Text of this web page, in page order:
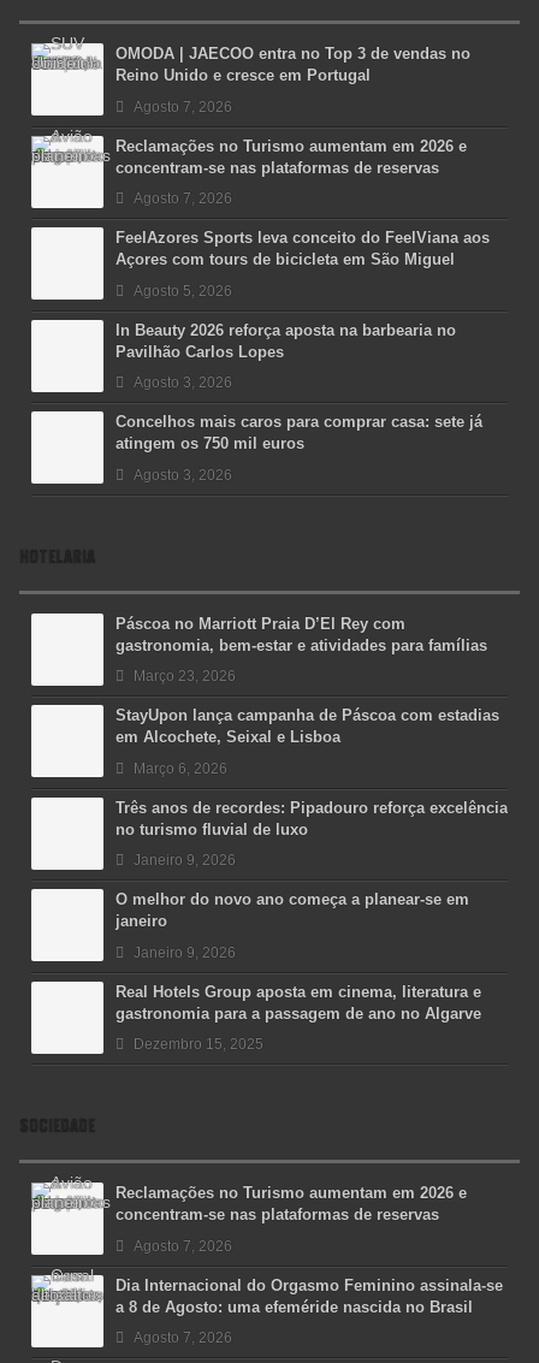
OMODA | JAECOO entra no Top 3 de vendas no
Reino Unido e cresce em Portugal
Agosto 7, 2026
Reclamações no Turismo aumentam em 2026 e
concentram-se nas plataformas de reservas
Agosto 7, 2026
FeelAzores Sports leva conceito do FeelViana aos
Açores com tours de bicicleta em São Miguel
Agosto 5, 2026
In Beauty 2026 reforça aposta na barbearia no
Pavilhão Carlos Lopes
Agosto 3, 2026
Concelhos mais caros para comprar casa: sete já
atingem os 750 mil euros
Agosto 3, 2026
HOTELARIA
Páscoa no Marriott Praia D’El Rey com
gastronomia, bem-estar e atividades para famílias
Março 23, 2026
StayUpon lança campanha de Páscoa com estadias
em Alcochete, Seixal e Lisboa
Março 6, 2026
Três anos de recordes: Pipadouro reforça excelência
no turismo fluvial de luxo
Janeiro 9, 2026
O melhor do novo ano começa a planear-se em
janeiro
Janeiro 9, 2026
Real Hotels Group aposta em cinema, literatura e
gastronomia para a passagem de ano no Algarve
Dezembro 15, 2025
SOCIEDADE
Reclamações no Turismo aumentam em 2026 e
concentram-se nas plataformas de reservas
Agosto 7, 2026
Dia Internacional do Orgasmo Feminino assinala-se
a 8 de Agosto: uma efeméride nascida no Brasil
Agosto 7, 2026